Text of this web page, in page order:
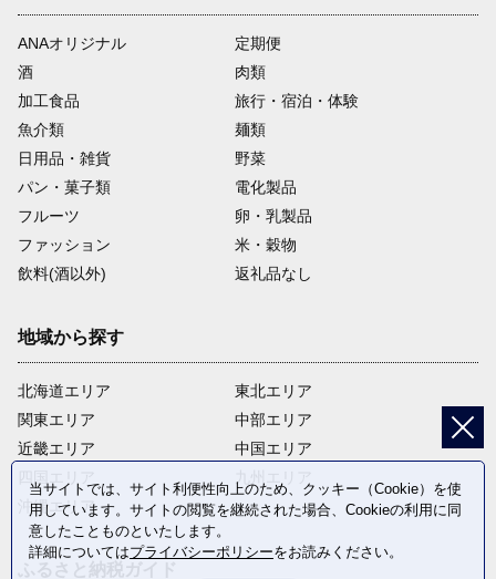
ANAオリジナル
定期便
酒
肉類
加工食品
旅行・宿泊・体験
魚介類
麺類
日用品・雑貨
野菜
パン・菓子類
電化製品
フルーツ
卵・乳製品
ファッション
米・穀物
飲料(酒以外)
返礼品なし
地域から探す
北海道エリア
関東エリア
近畿エリア
沖縄エリア
東北エリア
中部エリア
中国エリア
当サイトでは、サイト利便性向上のため、クッキー（Cookie）を使
用しています。サイトの閲覧を継続された場合、Cookieの利用に同
意したことものといたします。
詳細についてはプライバシーポリシーをお読みください。